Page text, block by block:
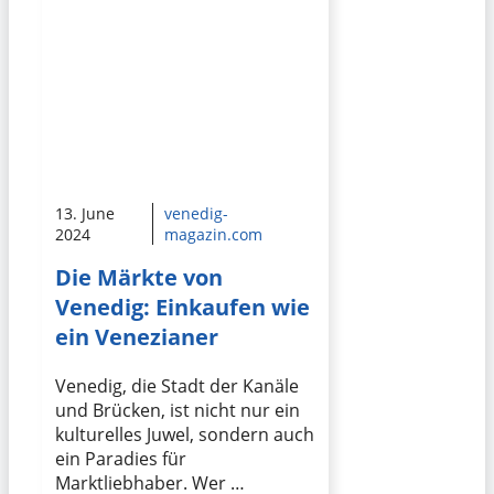
13. June
2024
venedig-
magazin.com
Die Märkte von
Venedig: Einkaufen wie
ein Venezianer
Venedig, die Stadt der Kanäle
und Brücken, ist nicht nur ein
kulturelles Juwel, sondern auch
ein Paradies für
Marktliebhaber. Wer …